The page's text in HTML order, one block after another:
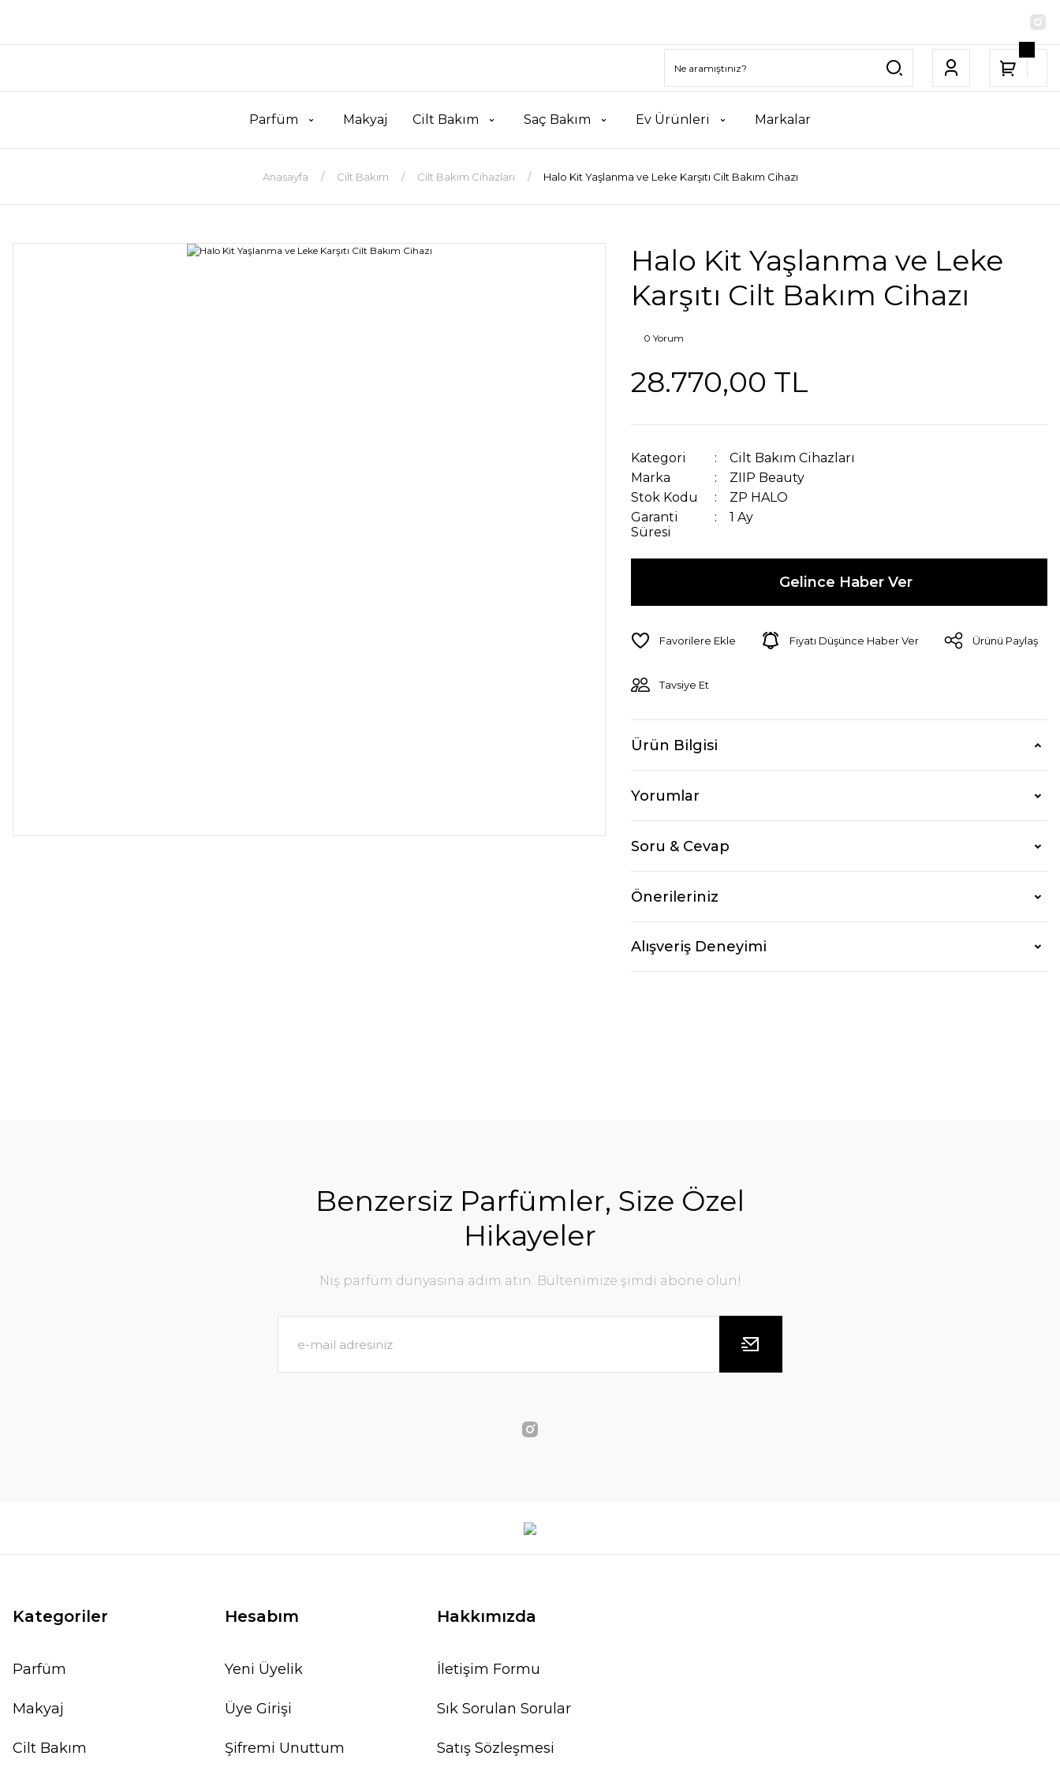
Parfüm Makyaj Cilt Bakım Saç Bakım Ev Ürünleri Markalar
Anasayfa Cilt Bakım Cilt Bakım Cihazları Halo Kit Yaşlanma ve Leke Karşıtı Cilt Bakım Cihazı
Halo Kit Yaşlanma ve Leke
Karşıtı Cilt Bakım Cihazı
0 Yorum
28.770,00 TL
Kategori
Cilt Bakım Cihazları
Marka
ZIIP Beauty
Stok Kodu
ZP HALO
Garanti
Süresi
1 Ay
Gelince Haber Ver
Fiyatı Düşünce Haber Ver Ürünü Paylaş
Tavsiye Et
Ürün Bilgisi
Yorumlar
Soru & Cevap
Önerileriniz
Alışveriş Deneyimi
Benzersiz Parfümler, Size Özel
Hikayeler
Niş parfüm dünyasına adım atın. Bültenimize şimdi abone olun!
Kategoriler
Parfüm
Makyaj
Cilt Bakım
Hesabım
Yeni Üyelik
Üye Girişi
Şifremi Unuttum
Hakkımızda
İletişim Formu
Sık Sorulan Sorular
Satış Sözleşmesi